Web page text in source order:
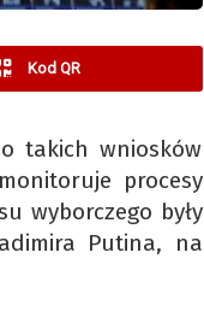
Kod QR
takich wniosków
procesy
wyborczego były
Putina, na